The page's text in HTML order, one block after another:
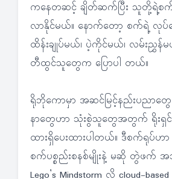
ကနေတဆင့် ချိတ်ဆက်ပြီး သူတို့ရဲ့စ
လာနိုင်မယ်။ နောက်တော့ စက်ရဲ့ လု
ထိန်းချုပ်မယ်၊ ပဲ့ကိုင်မယ်၊ လမ်းညွှန်မ
တီထွင်သူတွေက ပြောပါ တယ်။
ရိုဘိုကောမှာ အဆင်မြင့်နည်းပညာတွေ
နာတွေဟာ သုံးစွဲသူတွေအတွက် ရိုးရှ
ထားရှိပေးထားပါတယ်။ ဒီစက်ရုပ်
စက်ပစ္စည်းစနစ်မျိုးနဲ့ မဆို တွဲဖက် အသုံ
Lego’s Mindstorm လို cloud-